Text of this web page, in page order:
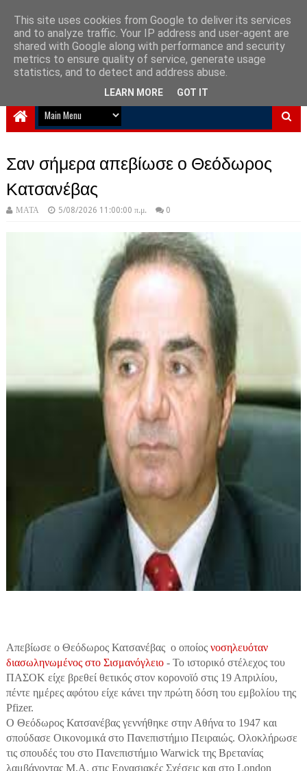
NewPlanet09
Ειδήσεις νέα από την Ελλάδα και τον κόσμο
Σαν σήμερα απεβίωσε ο Θεόδωρος
Κατσανέβας
ΜΑΤΑ 5/08/2026 11:00:00 π.μ. 0
Απεβίωσε ο Θεόδωρος Κατσανέβας ο οποίος νoσηλευόταν
διασωληνωμένος στο Σισμανόγλειο - Το ιστορικό στέλεχος του
ΠΑΣΟΚ είχε βρεθεί θετικός στον κορονοϊό στις 19 Απριλίου,
πέντε ημέρες αφότου είχε κάνει την πρώτη δόση του εμβολίου της
Pfizer.
Ο Θεόδωρος Κατσανέβας γεννήθηκε στην Αθήνα το 1947 και
σπούδασε Οικονομικά στο Πανεπιστήμιο Πειραιώς. Ολοκλήρωσε
τις σπουδές του στο Πανεπιστήμιο Warwick της Βρετανίας
λαμβάνοντας Μ.Α. στις Εργασιακές Σχέσεις και στο London
This site uses cookies from Google to deliver its services
and to analyze traffic. Your IP address and user-agent are
shared with Google along with performance and security
metrics to ensure quality of service, generate usage
statistics, and to detect and address abuse.
LEARN MORE GOT IT